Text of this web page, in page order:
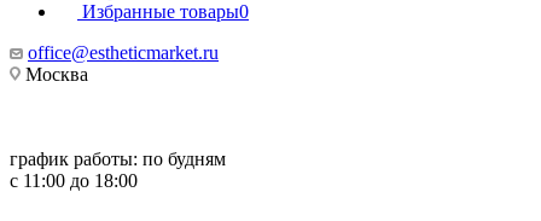
Избранные товары0
office@estheticmarket.ru
Москва
график работы: по будням
с 11:00 до 18:00